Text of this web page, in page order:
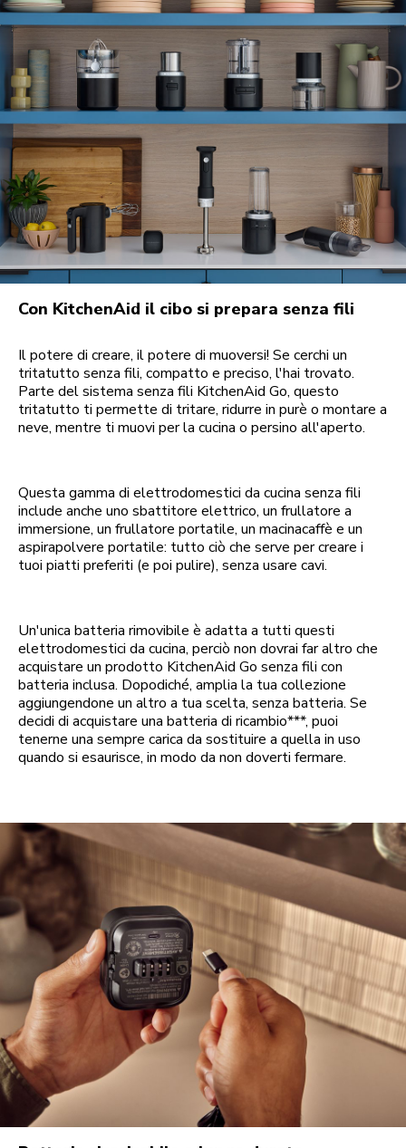
Con KitchenAid il cibo si prepara senza fili
Il potere di creare, il potere di muoversi! Se cerchi un
tritatutto senza fili, compatto e preciso, l'hai trovato.
Parte del sistema senza fili KitchenAid Go, questo
tritatutto ti permette di tritare, ridurre in purè o montare a
neve, mentre ti muovi per la cucina o persino all'aperto.
Questa gamma di elettrodomestici da cucina senza fili
include anche uno sbattitore elettrico, un frullatore a
immersione, un frullatore portatile, un macinacaffè e un
aspirapolvere portatile: tutto ciò che serve per creare i
tuoi piatti preferiti (e poi pulire), senza usare cavi.
Un'unica batteria rimovibile è adatta a tutti questi
elettrodomestici da cucina, perciò non dovrai far altro che
acquistare un prodotto KitchenAid Go senza fili con
batteria inclusa. Dopodiché, amplia la tua collezione
aggiungendone un altro a tua scelta, senza batteria. Se
decidi di acquistare una batteria di ricambio***, puoi
tenerne una sempre carica da sostituire a quella in uso
quando si esaurisce, in modo da non doverti fermare.